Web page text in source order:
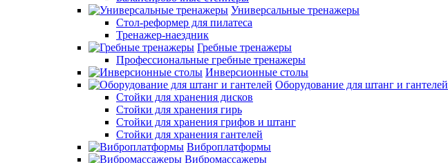
Универсальные тренажеры
Стол-реформер для пилатеса
Тренажер-наездник
Гребные тренажеры
Профессиональные гребные тренажеры
Инверсионные столы
Оборудование для штанг и гантелей
Стойки для хранения дисков
Стойки для хранения гирь
Стойки для хранения грифов и штанг
Стойки для хранения гантелей
Виброплатформы
Вибромассажеры